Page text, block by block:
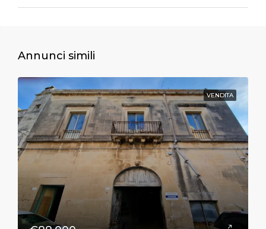
Annunci simili
VENDITA